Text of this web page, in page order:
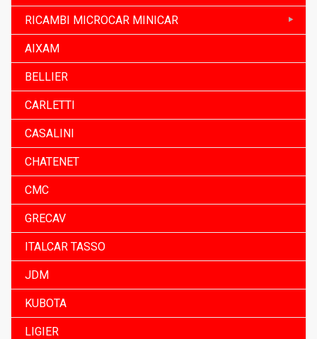
RICAMBI MICROCAR MINICAR
AIXAM
BELLIER
CARLETTI
CASALINI
CHATENET
CMC
GRECAV
ITALCAR TASSO
JDM
KUBOTA
LIGIER